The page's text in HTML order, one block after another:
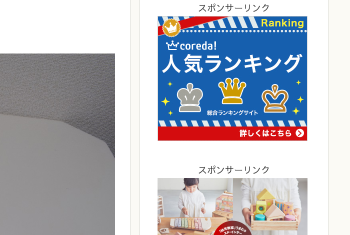
スポンサーリンク
スポンサーリンク